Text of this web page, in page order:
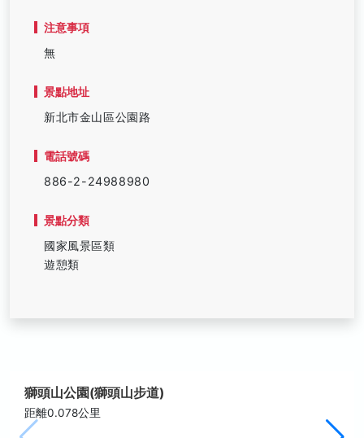
注意事項
無
景點地址
新北市金山區公園路
電話號碼
886-2-24988980
景點分類
國家風景區類
遊憩類
獅頭山公園(獅頭山步道)
距離0.078公里